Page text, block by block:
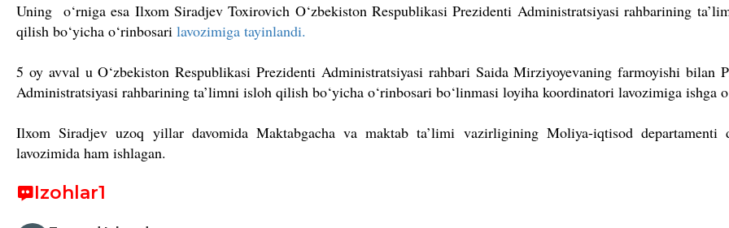
Uning o‘rniga esa Ilxom Siradjev Toxirovich O‘zbekiston Respublikasi Prezidenti Administratsiyasi rahbarining
qilish bo‘yicha o‘rinbosari lavozimiga tayinlandi.
5 oy avval u O‘zbekiston Respublikasi Prezidenti Administratsiyasi rahbari Saida Mirziyoyevaning farmoyishi bilan
Administratsiyasi rahbarining ta’limni isloh qilish bo‘yicha o‘rinbosari bo‘linmasi loyiha koordinatori lavozimiga ishga
Ilxom Siradjev uzoq yillar davomida Maktabgacha va maktab ta’limi vazirligining Moliya-iqtisod departamenti
lavozimida ham ishlagan.
Izohlar1